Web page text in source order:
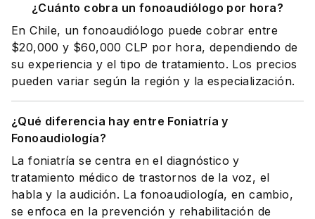
¿Cuánto cobra un fonoaudiólogo por hora?
En Chile, un fonoaudiólogo puede cobrar entre
$20,000 y $60,000 CLP por hora, dependiendo de
su experiencia y el tipo de tratamiento. Los precios
pueden variar según la región y la especialización.
¿Qué diferencia hay entre Foniatría y
Fonoaudiología?
La foniatría se centra en el diagnóstico y
tratamiento médico de trastornos de la voz, el
habla y la audición. La fonoaudiología, en cambio,
se enfoca en la prevención y rehabilitación de